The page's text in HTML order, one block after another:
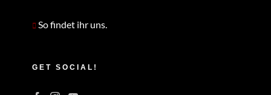
So findet ihr uns.
GET SOCIAL!